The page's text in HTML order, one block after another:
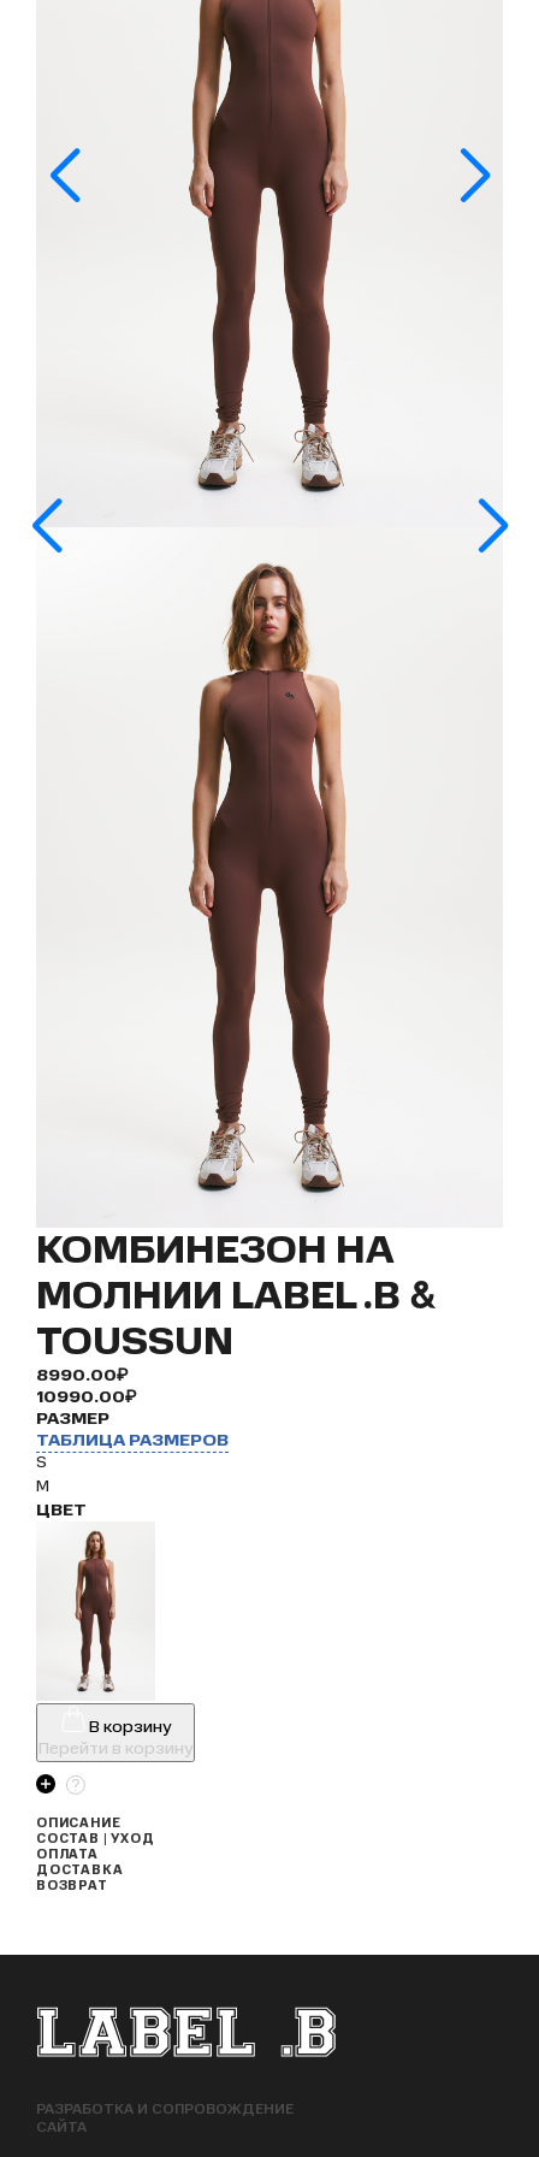
КОМБИНЕЗОН НА
МОЛНИИ LABEL .B &
TOUSSUN
8990.00₽
10990.00₽
РАЗМЕР
ТАБЛИЦА РАЗМЕРОВ
S
M
ЦВЕТ
В корзину
Перейти в корзину
ОПИСАНИЕ
СОСТАВ | УХОД
ОПЛАТА
ДОСТАВКА
ВОЗВРАТ
ФУТЕР САЙТА
РАЗРАБОТКА И СОПРОВОЖДЕНИЕ
САЙТА